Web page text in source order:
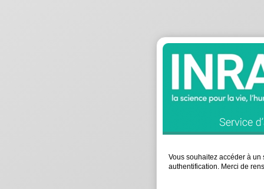
Vous souhaitez accéder à
authentification. Merci de